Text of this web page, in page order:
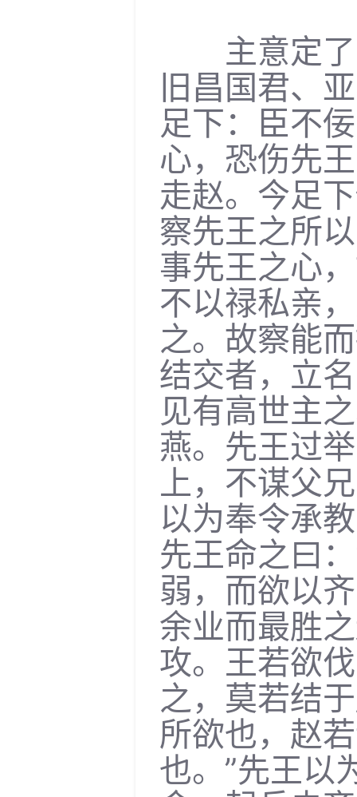
主意定了
旧昌国君、
足下：臣不
心，恐伤先
走赵。今足
察先王之所
事先王之心
不以禄私亲
之。故察能
结交者，立
见有高世主
燕。先王过
上，不谋父
以为奉令承
先王命之曰
弱，而欲以
余业而最胜
攻。王若欲
之，莫若结
所欲也，赵
也。”先王以